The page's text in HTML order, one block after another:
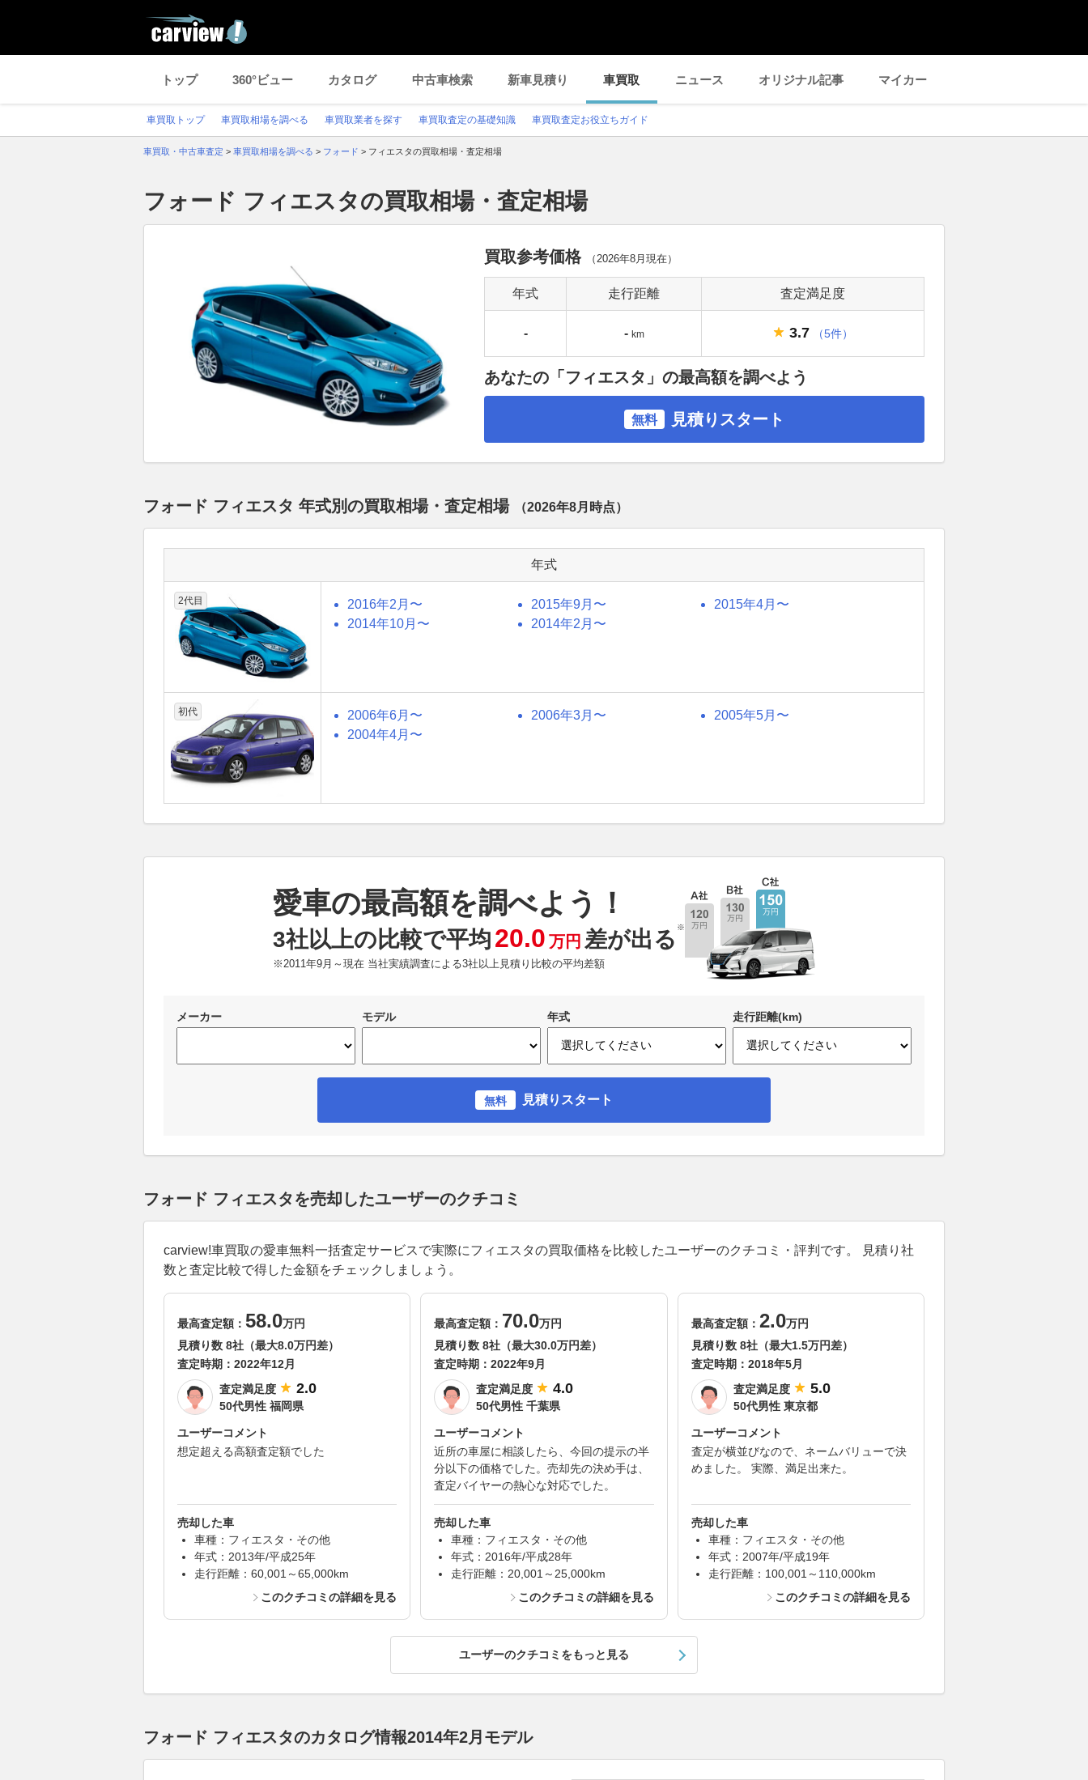
トップ 360°ビュー カタログ 中古車検索 新車見積り 車買取 ニュース オリジナル記事 マイカー
車買取トップ 車買取相場を調べる 車買取業者を探す 車買取査定の基礎知識 車買取査定お役立ちガイド
車買取・中古車査定 > 車買取相場を調べる > フォード > フィエスタの買取相場・査定相場
フォード フィエスタの買取相場・査定相場
買取参考価格 （2026年8月 現在）
年式 走行距離 査定満足度
- - km 3.7 （5件）
あなたの「フィエスタ」の最高額を調べよう
無料 見積りスタート
フォード フィエスタ 年式別の買取相場・査定相場 （2026年8月 時点）
年式
2代目 2016年2月〜 2015年9月〜
2015年4月〜
2014年10月〜
2014年2月〜
初代 2006年6月〜 2006年3月〜
2005年5月〜
2004年4月〜
愛車の最高額を調べよう！
3社以上の比較で平均20.0 万円 差が出る ※
※2011年9月～現在 当社実績調査による3社以上見積り比較の平均差額
メーカー モデル 年式 走行距離(km)
無料 見積りスタート
フォード フィエスタを売却したユーザーのクチコミ
carview!車買取の愛車無料一括査定サービスで実際にフィエスタの買取価格を比較したユーザーのクチコミ・評判です。 見積り社
数と査定比較で得した金額をチェックしましょう。
最高査定額： 58.0万円
見積り数 8社（最大8.0万円差）
査定時期： 2022年12月
査定満足度
2.0
50代男性 福岡県
ユーザーコメント
想定超える高額査定額でした
売却した車
車種：フィエスタ・その他
年式：2013年/平成25年
走行距離：60,001～65,000km
このクチコミの詳細を見る
最高査定額： 70.0万円
見積り数 8社（最大30.0万円差）
査定時期：2022年9月
査定満足度
4.0
50代男性 千葉県
ユーザーコメント
近所の車屋に相談したら、今回の提示の半
分以下の価格でした。売却先の決め手は、
査定バイヤーの熱心な対応でした。
売却した車
車種：フィエスタ・その他
年式：2016年/平成28年
走行距離：20,001～25,000km
このクチコミの詳細を見る
最高査定額： 2.0万円
見積り数 8社（最大1.5万円差）
査定時期： 2018年5月
査定満足度
5.0
50代男性 東京都
ユーザーコメント
査定が横並びなので、ネームバリューで決
めました。 実際、満足出来た。
売却した車
車種：フィエスタ・その他
年式：2007年/平成19年
走行距離：100,001～110,000km
このクチコミの詳細を見る
ユーザーのクチコミをもっと見る
フォード フィエスタのカタログ情報2014年2月モデル